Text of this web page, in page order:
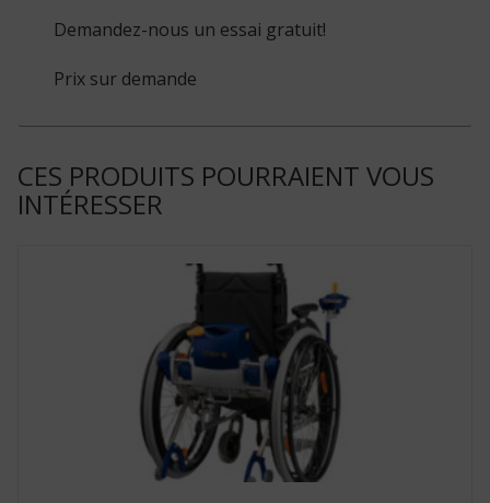
Demandez-nous un essai gratuit!
Prix sur demande
CES PRODUITS POURRAIENT VOUS
INTÉRESSER